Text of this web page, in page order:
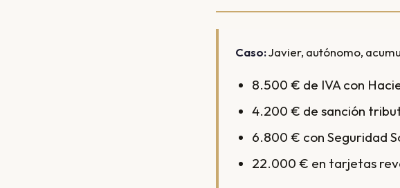
Caso:Javier, autónomo,
8.500 € de IVA con
4.200 € de sanción
6.800 € con Seguridad
22.000 € en tarjetas